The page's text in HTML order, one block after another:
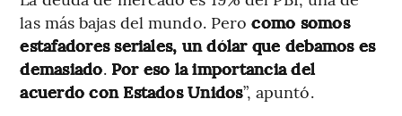
las más bajas del mundo. Perocomo somos
estafadores seriales, un dólar que debamos es
demasiado. Por eso la importancia del
acuerdo con Estados Unidos”, apuntó.